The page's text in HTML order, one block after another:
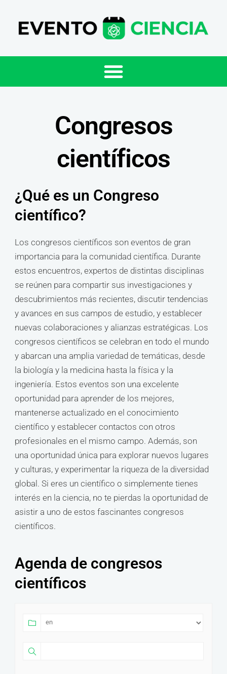
Congresos
científicos
¿Qué es un Congreso
científico?
Los congresos científicos son eventos de gran
importancia para la comunidad científica. Durante
estos encuentros, expertos de distintas disciplinas
se reúnen para compartir sus investigaciones y
descubrimientos más recientes, discutir tendencias
y avances en sus campos de estudio, y establecer
nuevas colaboraciones y alianzas estratégicas. Los
congresos científicos se celebran en todo el mundo
y abarcan una amplia variedad de temáticas, desde
la biología y la medicina hasta la física y la
ingeniería. Estos eventos son una excelente
oportunidad para aprender de los mejores,
mantenerse actualizado en el conocimiento
científico y establecer contactos con otros
profesionales en el mismo campo. Además, son
una oportunidad única para explorar nuevos lugares
y culturas, y experimentar la riqueza de la diversidad
global. Si eres un científico o simplemente tienes
interés en la ciencia, no te pierdas la oportunidad de
asistir a uno de estos fascinantes congresos
científicos.
Agenda de congresos
científicos